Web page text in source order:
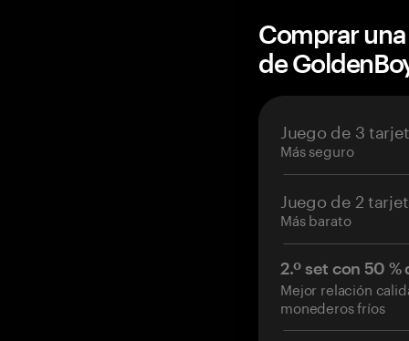
Comprar
de
Juego de 3
Más seguro
Juego de 2
Más barato
2.º set con 50
Mejor relación
monederos fríos